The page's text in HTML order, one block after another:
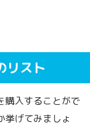
リスト
購入することがで
挙げてみましょ